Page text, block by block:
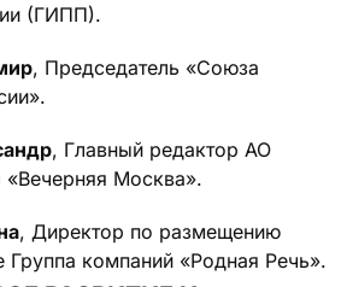
(ГИПП).
, Председатель «Союза
, Главный редактор АО
«Вечерняя Москва».
, Директор по размещению
Группа компаний «Родная Речь».